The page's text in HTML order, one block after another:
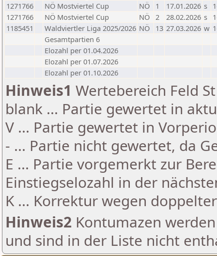
1271766
NÖ Mostviertel Cup NÖ 1 17.01.2026 s
1271766
NÖ Mostviertel Cup NÖ 2 28.02.2026 s
1185451
Waldviertler Liga 2025/2026 NÖ 13 27.03.2026 w
Gesamtpartien 6
Elozahl per 01.04.2026
Elozahl per 01.07.2026
Elozahl per 01.10.2026
Hinweis1 Wertebereich Feld
blank ... Partie gewertet in
V ... Partie gewertet in
- ... Partie nicht gewertet, da
E ... Partie vorgemerkt zur
Einstiegselozahl in der
K ... Korrektur wegen
Hinweis2 Kontumazen
und sind in der Liste nicht